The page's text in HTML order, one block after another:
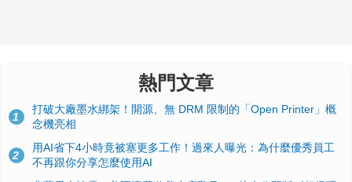
熱門文章
1
打破大廠墨水綁架！開源、無 DRM 限制的「Open Printer」概
念機亮相
2
用AI省下4小時竟被塞更多工作！過來人曝光：為什麼優秀員工
不再跟你分享怎麼使用AI